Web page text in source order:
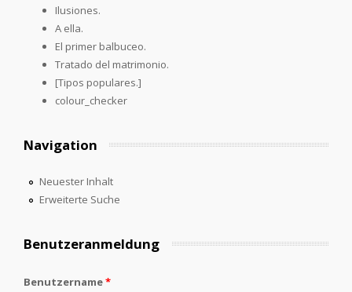
Ilusiones.
A ella.
El primer balbuceo.
Tratado del matrimonio.
[Tipos populares.]
colour_checker
Navigation
Neuester Inhalt
Erweiterte Suche
Benutzeranmeldung
Benutzername*